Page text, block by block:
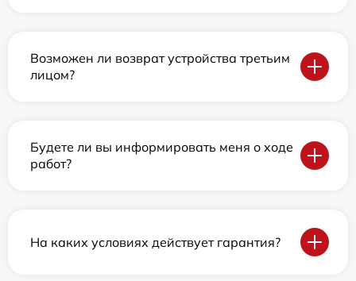
Возможен ли возврат устройства третьим
лицом?
Будете ли вы информировать меня о ходе
работ?
На каких условиях действует гарантия?